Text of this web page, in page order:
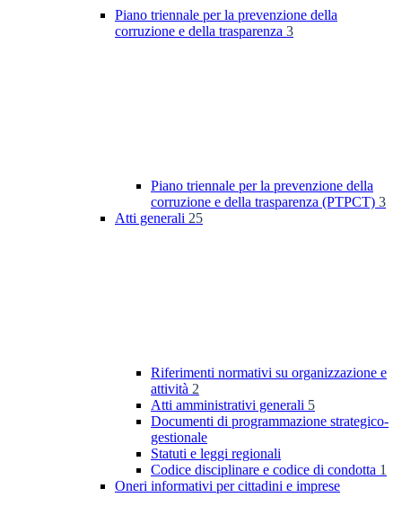
Piano triennale per la prevenzione della
corruzione e della trasparenza 3
Piano triennale per la prevenzione della
corruzione e della trasparenza (PTPCT) 3
Atti generali 25
Riferimenti normativi su organizzazione e
attività 2
Atti amministrativi generali 5
Documenti di programmazione strategico-
gestionale
Statuti e leggi regionali
Codice disciplinare e codice di condotta 1
Oneri informativi per cittadini e imprese